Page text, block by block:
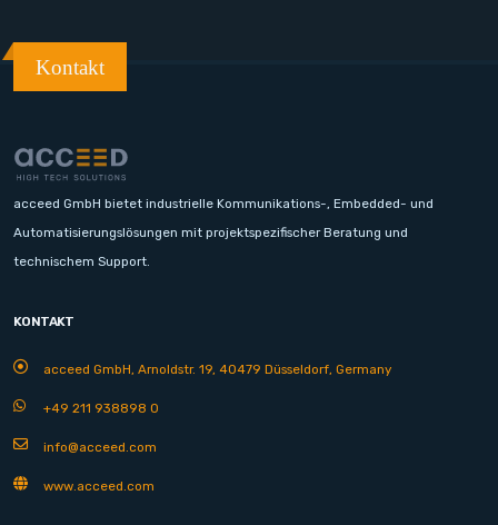
Kontakt
acceed GmbH bietet industrielle Kommunikations-, Embedded- und
Automatisierungslösungen mit projektspezifischer Beratung und
technischem Support.
KONTAKT
acceed GmbH, Arnoldstr. 19, 40479 Düsseldorf, Germany
+49 211 938898 0
info@acceed.com
www.acceed.com